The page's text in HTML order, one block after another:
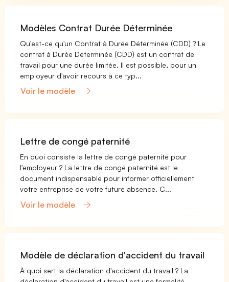
Modèles Contrat Durée Déterminée
Qu'est-ce qu'un Contrat à Durée Déterminée (CDD) ? Le
contrat à Durée Déterminée (CDD) est un contrat de
travail pour une durée limitée. Il est possible, pour un
employeur d'avoir recours à ce typ...
Voir le modèle
Lettre de congé paternité
En quoi consiste la lettre de congé paternité pour
l'employeur ? La lettre de congé paternité est le
document indispensable pour informer officiellement
votre entreprise de votre future absence. C...
Voir le modèle
Modèle de déclaration d'accident du travail
À quoi sert la déclaration d'accident du travail ? La